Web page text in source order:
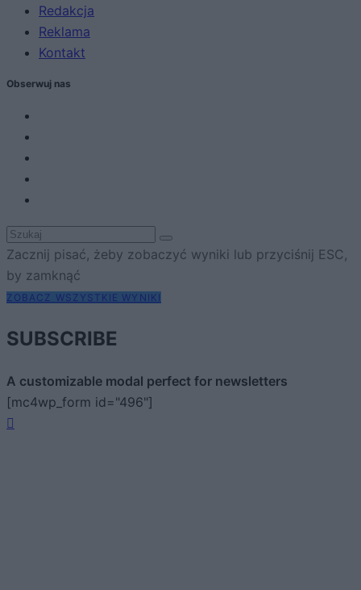
Redakcja
Reklama
Kontakt
Obserwuj nas
Zacznij pisać, żeby zobaczyć wyniki lub przyciśnij ESC,
by zamknąć
ZOBACZ WSZYSTKIE WYNIKI
SUBSCRIBE
A customizable modal perfect for newsletters
[mc4wp_form id="496"]